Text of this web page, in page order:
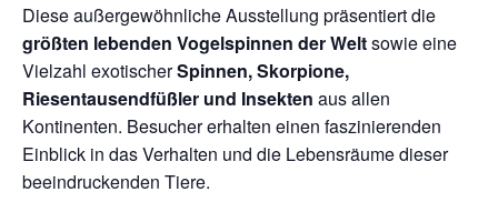
Diese außergewöhnliche Ausstellung präsentiert die
größten lebenden Vogelspinnen der Weltsowie eine
Vielzahl exotischerSpinnen, Skorpione,
Riesentausendfüßler und Insekten aus allen
Kontinenten. Besucher erhalten einen faszinierenden
Einblick in das Verhalten und die Lebensräume dieser
beeindruckenden Tiere.